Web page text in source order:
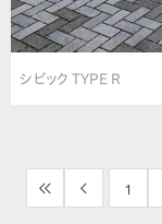
シビック TYPE R
<< < 1